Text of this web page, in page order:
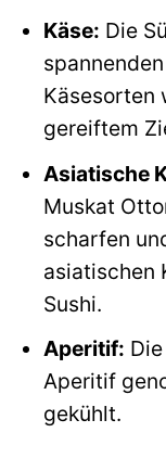
Käse: Die
Käsesorten
gereiftem
Asiatische
Muskat
scharfen
asiatischen
Sushi.
Aperitif:
Aperitif
gekühlt.